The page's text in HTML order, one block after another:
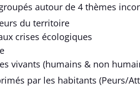
autour de 4 thèmes
du territoire
crises écologiques
vivants (humains & non
par les habitants (Peurs/